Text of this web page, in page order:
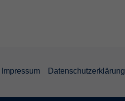
Impressum Datenschutzerklärung